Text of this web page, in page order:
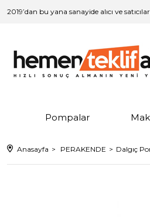
2019’dan bu yana sanayide alıcı ve
Pompalar
Anasayfa PERAKENDE Dalgıç